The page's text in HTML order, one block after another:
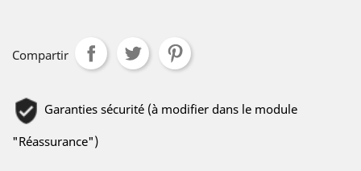
Compartir
Garanties sécurité (à modifier dans le module
"Réassurance")